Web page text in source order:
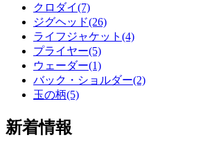
クロダイ(7)
ジグヘッド(26)
ライフジャケット(4)
プライヤー(5)
ウェーダー(1)
バック・ショルダー(2)
玉の柄(5)
新着情報